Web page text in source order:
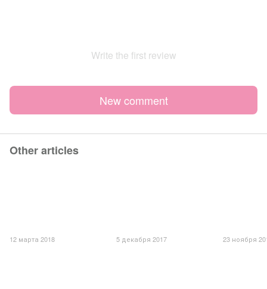
Write the first review
New comment
Other articles
12 марта 2018 5 декабря 2017 23 ноября